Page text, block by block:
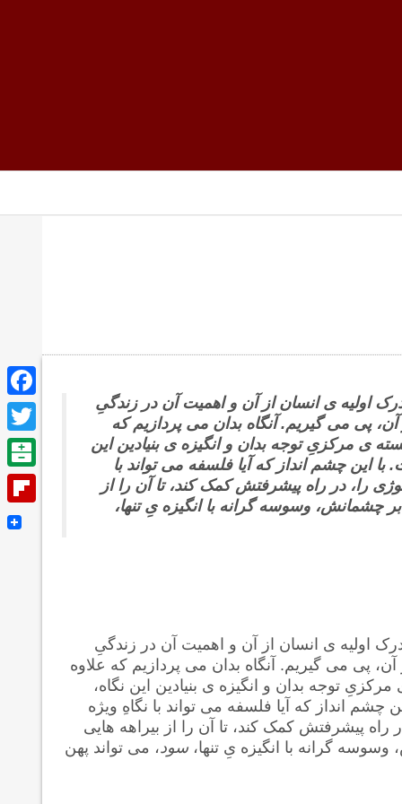
درک اولیه ی انسان از آن و اهمیت آن در زندگیِ
پی می گیریم. آنگاه بدان می پردازیم که
ی مرکزیِ توجه بدان و انگیزه ی بنیادین این
این چشم انداز که آیا فلسفه می تواند با
را، در راه پیشرفتش کمک کند، تا آن را از
چشمانش، وسوسه گرانه با انگیزه یِ تنها،
درک اولیه ی انسان از آن و اهمیت آن در زندگیِ
پی می گیریم. آنگاه بدان می پردازیم که علاوه
توجه بدان و انگیزه ی بنیادین این نگاه،
انداز که آیا فلسفه می تواند با نگاهِ ویژه
راه پیشرفتش کمک کند، تا آن را از بیراهه هایی
گرانه با انگیزه یِ تنها، سود، می تواند پهن
Facebook
Twitter
Balatarin
Flipboard